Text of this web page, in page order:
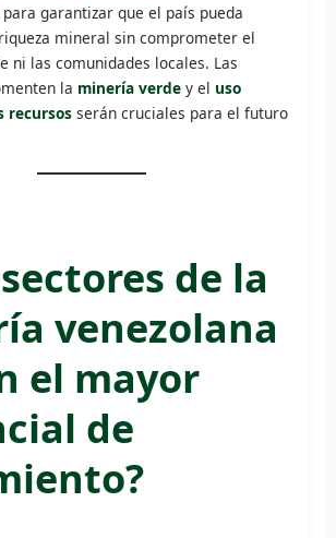
garantizar que el país pueda
mineral sin comprometer el
ni las comunidades locales. Las
la minería verdey el uso
recursosserán cruciales para el futuro
de la
venezolana
el mayor
de